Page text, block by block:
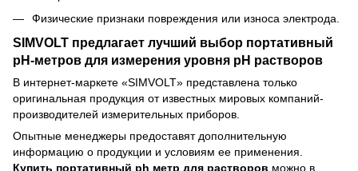
Физические признаки повреждения или износа электрода.
SIMVOLT предлагает лучший выбор портативный
рН-метров для измерения уровня рН растворов
В интернет-маркете «SIMVOLT» представлена только
оригинальная продукция от известных мировых компаний-
производителей измерительных приборов.
Опытные менеджеры предоставят дополнительную
информацию о продукции и условиям ее применения.
Купить портативный ph метр для растворов можно в